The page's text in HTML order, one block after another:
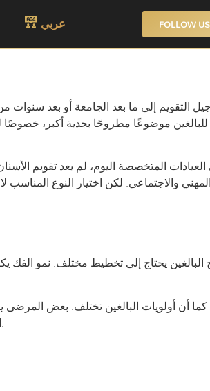
عربي FOLLOW
التقويم إلى ما بعد الجامعة أو بعد
المتخصصة اليوم، لم يعد تقويم
المهني والاجتماعي. لكن اختيار النوع
البالغين يحتاج إلى تخطيط مختلف. نمو الفك
كما أن أولويات البالغين تختلف. بعض المرضى
العمل أو الظهور اليومي. هنا تظهر قيمة التقييم المتخصص، لأن الخيار الأفضل طبيًا ليس دائمًا هو الأكثر انتشارًا، والعكس صحيح.